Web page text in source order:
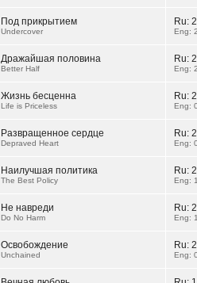
Под прикрытием
Undercover
Ru:
Eng:
Дражайшая половина
Better Half
Ru:
Eng:
Жизнь бесценна
Life is Priceless
Ru:
Eng:
Развращенное сердце
Depraved Heart
Ru:
Eng:
Наилучшая политика
The Best Policy
Ru:
Eng:
Не навреди
Do No Harm
Ru:
Eng:
Освобождение
Unchained
Ru:
Eng: